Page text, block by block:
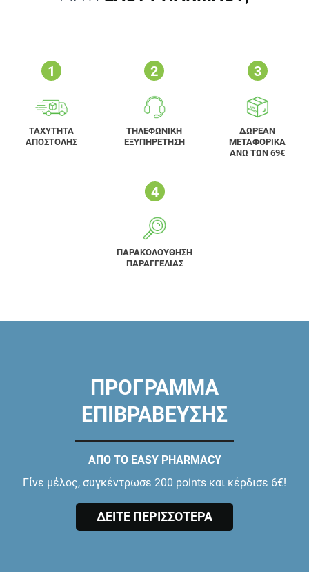
ΤΑΧΥΤΗΤΑ
ΑΠΟΣΤΟΛΗΣ
ΤΗΛΕΦΩΝΙΚΗ
ΕΞΥΠΗΡΕΤΗΣΗ
ΔΩΡΕΑΝ
ΜΕΤΑΦΟΡΙΚΑ
ΑΝΩ ΤΩΝ 69€
ΠΑΡΑΚΟΛΟΥΘΗΣΗ
ΠΑΡΑΓΓΕΛΙΑΣ
ΠΡΟΓΡΑΜΜΑ
ΕΠΙΒΡΑΒΕΥΣΗΣ
ΑΠΟ ΤΟ EASY PHARMACY
Γίνε μέλος, συγκέντρωσε 200 points και κέρδισε 6€!
ΔΕΙΤΕ ΠΕΡΙΣΣΟΤΕΡΑ